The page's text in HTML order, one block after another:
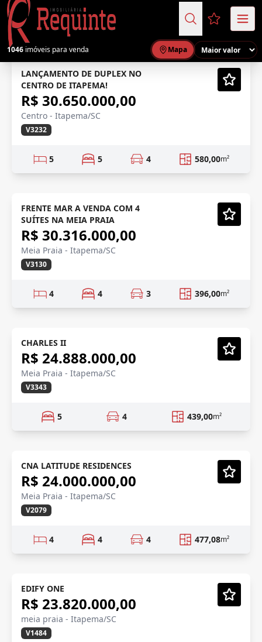
Favoritos
1046 imóveis para venda Mapa
CENTRO, ITAPEMA
Vídeo
Lançamento
LANÇAMENTO DE DUPLEX NO
CENTRO DE ITAPEMA!
R$ 30.650.000,00
Centro - Itapema/SC
V3232
5 5 4 580,00m²
ENTREGA BREVE
Vídeo
Em Construção
FRENTE MAR A VENDA COM 4
SUÍTES NA MEIA PRAIA
R$ 30.316.000,00
Meia Praia - Itapema/SC
V3130
4 4 3 396,00m²
YACHT HOME
Vídeo
Pré-lançamento
CHARLES II
R$ 24.888.000,00
Meia Praia - Itapema/SC
V3343
5 4 439,00m²
FRENTE MAR
Vídeo
Em Construção
CNA LATITUDE RESIDENCES
R$ 24.000.000,00
Meia Praia - Itapema/SC
V2079
4 4 4 477,08m²
QUADRA MAR
Vídeo
Em Construção
EDIFY ONE
R$ 23.820.000,00
meia praia - Itapema/SC
V1484